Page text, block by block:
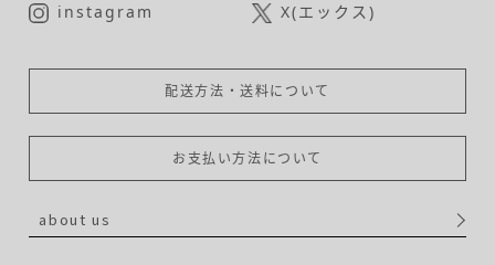
instagram X(エックス)
配送方法・送料について
お支払い方法について
about us